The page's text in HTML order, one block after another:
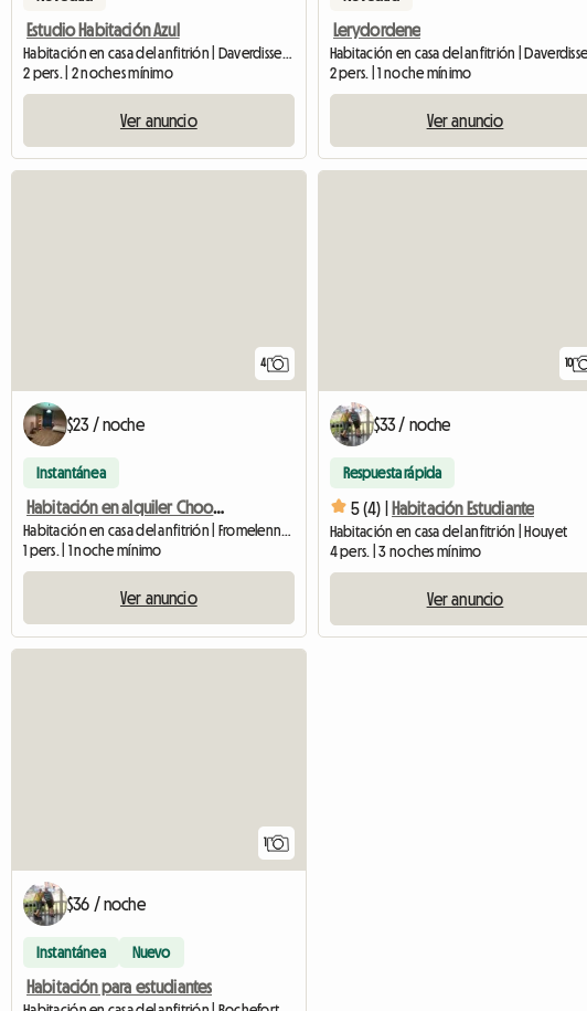
Estudio Habitación Azul
Habitación en casa del anfitrión | Daverdisse (6929)
2 pers. | 2 noches mínimo
Ver anuncio
Lerydordene
2 pers. | 1 noche mínimo
Ver anuncio
4
$23 / noche
Instantánea
Habitación en alquiler Chooz # Givet
Habitación en casa del anfitrión | Fromelennes (08600) | 60 M2
1 pers. | 1 noche mínimo
Ver anuncio
10
$33 / noche
Respuesta rápida
5 (4) | Habitación Estudiante
Habitación en casa del anfitrión | Houyet
4 pers. | 3 noches mínimo
Ver anuncio
1
$36 / noche
Instantánea Nuevo
Habitación para estudiantes